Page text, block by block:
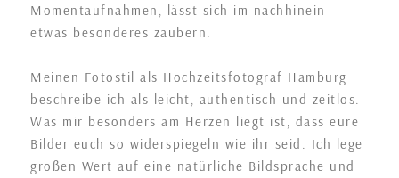
Momentaufnahmen, lässt sich im nachhinein
etwas besonderes zaubern.
Meinen Fotostil als Hochzeitsfotograf Hamburg
beschreibe ich als leicht, authentisch und zeitlos.
Was mir besonders am Herzen liegt ist, dass eure
Bilder euch so widerspiegeln wie ihr seid. Ich lege
großen Wert auf eine natürliche Bildsprache und